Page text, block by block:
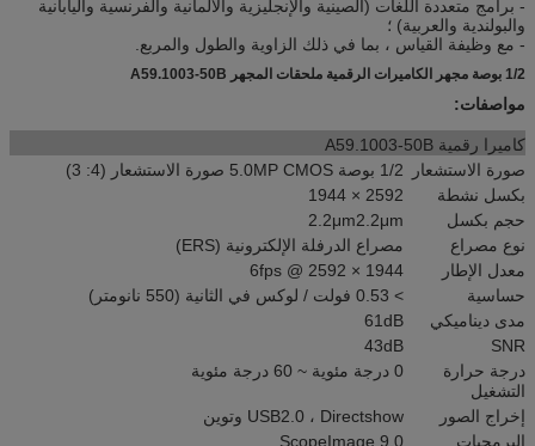
- برامج متعددة اللغات (الصينية والإنجليزية والألمانية والفرنسية واليابانية
والبولندية والعربية) ؛
- مع وظيفة القياس ، بما في ذلك الزاوية والطول والمربع.
1/2 بوصة مجهر الكاميرات الرقمية ملحقات المجهر A59.1003-50B
مواصفات:
كاميرا رقمية A59.1003-50B
صورة الاستشعار
1/2 بوصة 5.0MP CMOS صورة الاستشعار (4: 3)
بكسل نشطة
2592 × 1944
حجم بكسل
2.2μm2.2μm
نوع مصراع
مصراع الدرفلة الإلكترونية (ERS)
معدل الإطار
6fps @ 2592 × 1944
حساسية
> 0.53 فولت / لوكس في الثانية (550 نانومتر)
مدى ديناميكي
61dB
SNR
43dB
درجة حرارة
التشغيل
0 درجة مئوية ~ 60 درجة مئوية
إخراج الصور
USB2.0 ، Directshow وتوين
البرمجيات
ScopeImage 9.0